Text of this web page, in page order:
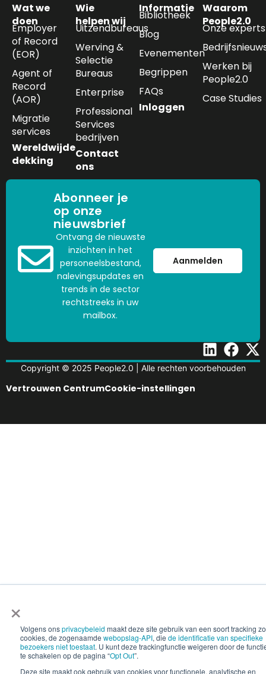
×
Volgens onsprivacybeleid maakt deze site gebruik van een soort tracking
cookies, de zogenaamde webopslag-API, die de identificatie van specifieke
bezoekers niet toestaat. U kunt deze trackingfunctie weigeren door de
te schakelen op de pagina “Opt Out”.
Deze site maakt ook gebruik van cookies voor functionele, analytische en
Wat we
doen
Employer
of Record
(EOR)
Agent of
Record
(AOR)
Migratie
services
Wereldwijde
dekking
Wie
helpen wij
Uitzendbureaus
Werving &
Selectie
Bureaus
Enterprise
Professional
Services
bedrijven
Contact
ons
Informatie
Bibliotheek
Blog
Evenementen
Begrippen
FAQs
Inloggen
Waarom
People2.0
Onze experts
Werken bij
People2.0
Case Studies
Abonneer je
op onze
nieuwsbrief
Ontvang de nieuwste
inzichten in het
personeelsbestand,
nalevingsupdates en
trends in de sector
rechtstreeks in uw
mailbox.
Aanmelden
Copyright © 2025 People2.0 | Alle rechten voorbehouden
Vertrouwen CentrumCookie-instellingen